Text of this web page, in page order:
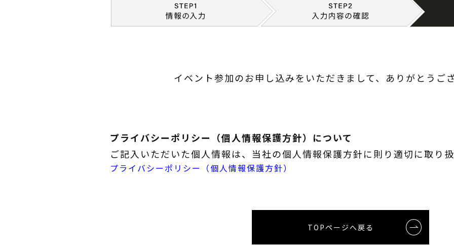
イベント参加のお申し込みをいただきまして、ありがとうご
プライバシーポリシー（個人情報保護方針）について
ご記入いただいた個人情報は、当社の個人情報保護方針に則り適切に取り
プライバシーポリシー（個人情報保護方針）
TOPページへ戻る